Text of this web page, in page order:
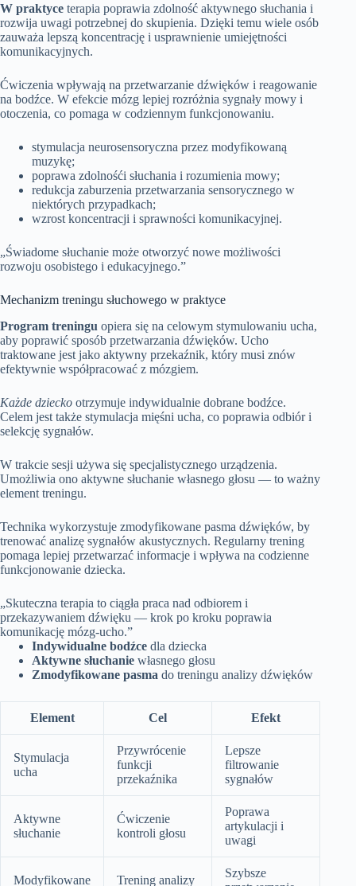
W praktyce terapia poprawia zdolność aktywnego słuchania i
rozwija uwagi potrzebnej do skupienia. Dzięki temu wiele osób
zauważa lepszą koncentrację i usprawnienie umiejętności
komunikacyjnych.
Ćwiczenia wpływają na przetwarzanie dźwięków i reagowanie
na bodźce. W efekcie mózg lepiej rozróżnia sygnały mowy i
otoczenia, co pomaga w codziennym funkcjonowaniu.
stymulacja neurosensoryczna przez modyfikowaną
muzykę;
poprawa zdolnośći słuchania i rozumienia mowy;
redukcja zaburzenia przetwarzania sensorycznego w
niektórych przypadkach;
wzrost koncentracji i sprawności komunikacyjnej.
„Świadome słuchanie może otworzyć nowe możliwości
rozwoju osobistego i edukacyjnego.”
Mechanizm treningu słuchowego w praktyce
Program treningu opiera się na celowym stymulowaniu ucha,
aby poprawić sposób przetwarzania dźwięków. Ucho
traktowane jest jako aktywny przekaźnik, który musi znów
efektywnie współpracować z mózgiem.
Każde dziecko otrzymuje indywidualnie dobrane bodźce.
Celem jest także stymulacja mięśni ucha, co poprawia odbiór i
selekcję sygnałów.
W trakcie sesji używa się specjalistycznego urządzenia.
Umożliwia ono aktywne słuchanie własnego głosu — to ważny
element treningu.
Technika wykorzystuje zmodyfikowane pasma dźwięków, by
trenować analizę sygnałów akustycznych. Regularny trening
pomaga lepiej przetwarzać informacje i wpływa na codzienne
funkcjonowanie dziecka.
„Skuteczna terapia to ciągła praca nad odbiorem i
przekazywaniem dźwięku — krok po kroku poprawia
komunikację mózg‑ucho.”
Indywidualne bodźce dla dziecka
Aktywne słuchanie własnego głosu
Zmodyfikowane pasma do treningu analizy dźwięków
Element Cel Efekt
Stymulacja
ucha
Przywrócenie
funkcji
przekaźnika
Lepsze
filtrowanie
sygnałów
Aktywne
słuchanie
Ćwiczenie
kontroli głosu
Poprawa
artykulacji i
uwagi
Modyfikowane Trening analizy
Szybsze